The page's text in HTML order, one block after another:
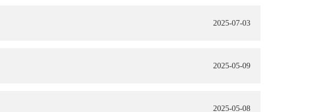
2025-07-03
2025-05-09
2025-05-08